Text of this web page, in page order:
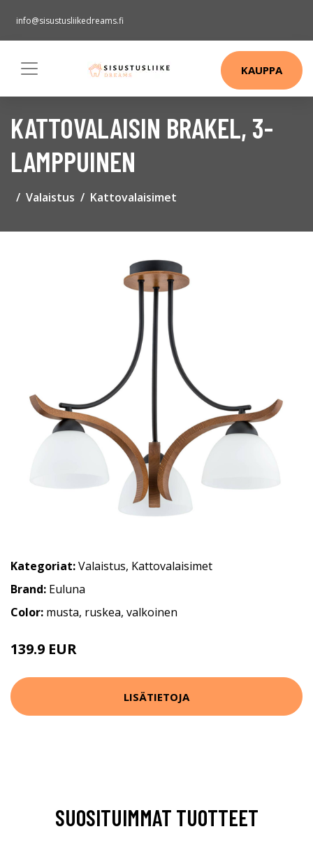
info@sisustusliikedreams.fi
KAUPPA
KATTOVALAISIN BRAKEL, 3-
LAMPPUINEN
Valaistus Kattovalaisimet
Kategoriat:Valaistus, Kattovalaisimet
Brand: Euluna
Color: musta, ruskea, valkoinen
139.9 EUR
LISÄTIETOJA
SUOSITUIMMAT TUOTTEET